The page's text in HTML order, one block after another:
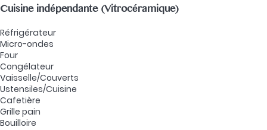
Cuisine indépendante (Vitrocéramique)
Réfrigérateur
Micro-ondes
Four
Congélateur
Vaisselle/Couverts
Ustensiles/Cuisine
Cafetière
Grille pain
Bouilloire